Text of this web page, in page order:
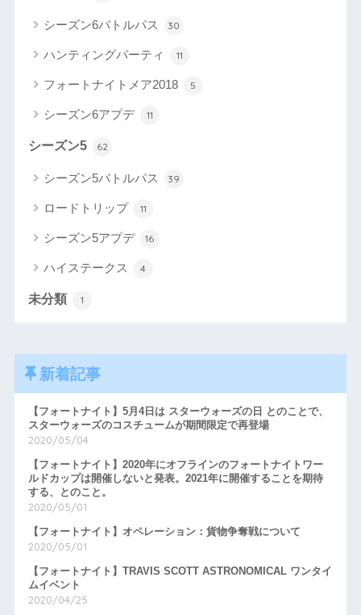
シーズン6バトルパス 30
ハンティングパーティ 11
フォートナイトメア2018 5
シーズン6アプデ 11
シーズン5 62
シーズン5バトルパス 39
ロードトリップ 11
シーズン5アプデ 16
ハイステークス 4
未分類 1
新着記事
【フォートナイト】5月4日は スターウォーズの日 とのことで、
スターウォーズのコスチュームが期間限定で再登場
2020/05/04
【フォートナイト】2020年にオフラインのフォートナイトワー
ルドカップは開催しないと発表。2021年に開催することを期待
する、とのこと。
2020/05/01
【フォートナイト】オペレーション：貨物争奪戦について
2020/05/01
【フォートナイト】TRAVIS SCOTT ASTRONOMICAL ワンタイ
ムイベント
2020/04/25